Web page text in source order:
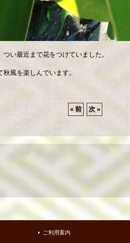
い最近まで花をつけていました。
風を楽しんでいます。
« 前 次 »
ご利用案内